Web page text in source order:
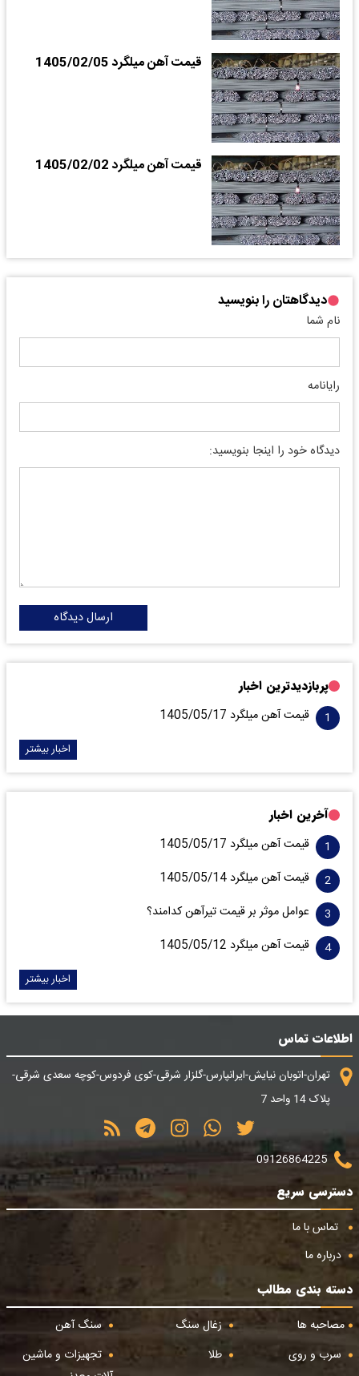
قیمت آهن میلگرد 1405/02/05
قیمت آهن میلگرد 1405/02/02
دیدگاهتان را بنویسید
نام شما
رایانامه
دیدگاه خود را اینجا بنویسید:
ارسال دیدگاه
پربازدیدترین اخبار
قیمت آهن میلگرد 1405/05/17
اخبار بیشتر
آخرین اخبار
قیمت آهن میلگرد 1405/05/17
قیمت آهن میلگرد 1405/05/14
عوامل موثر بر قیمت تیرآهن کدامند؟
قیمت آهن میلگرد 1405/05/12
اخبار بیشتر
اطلاعات تماس
تهران-اتوبان نیایش-ایرانپارس-گلزار شرقی-کوی فردوس-کوچه سعدی شرقی-
پلاک 14 واحد 7
09126864225
دسترسی سریع
تماس با ما
درباره ما
دسته بندی مطالب
مصاحبه ها
زغال سنگ
سنگ آهن
سرب و روی
طلا
تجهیزات و ماشین